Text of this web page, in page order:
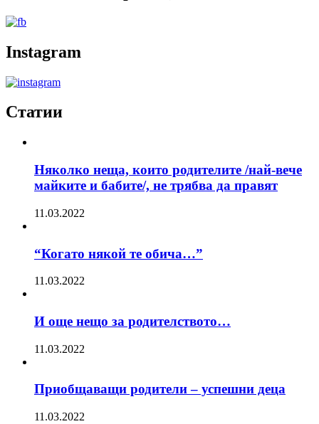
Instagram
Статии
Няколко неща, които родителите /най-вече
майките и бабите/, не трябва да правят
11.03.2022
“Когато някой те обича…”
11.03.2022
И още нещо за родителството…
11.03.2022
Приобщаващи родители – успешни деца
11.03.2022